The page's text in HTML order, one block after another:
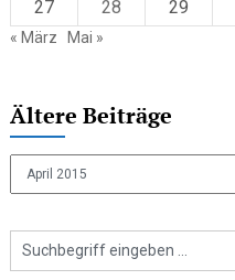
27
28 29
« März Mai »
Ältere Beiträge
Ältere
Beiträge